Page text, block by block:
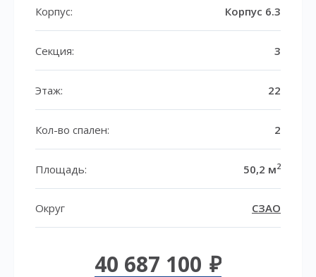
Корпус: Корпус 6.3
Секция: 3
Этаж: 22
Кол-во спален: 2
Площадь: 50,2 м2
Округ СЗАО
40 687 100